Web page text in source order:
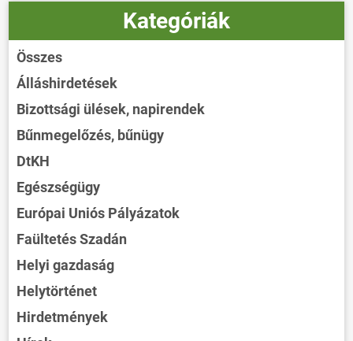
Kategóriák
Összes
Álláshirdetések
Bizottsági ülések, napirendek
Bűnmegelőzés, bűnügy
DtKH
Egészségügy
Európai Uniós Pályázatok
Faültetés Szadán
Helyi gazdaság
Helytörténet
Hirdetmények